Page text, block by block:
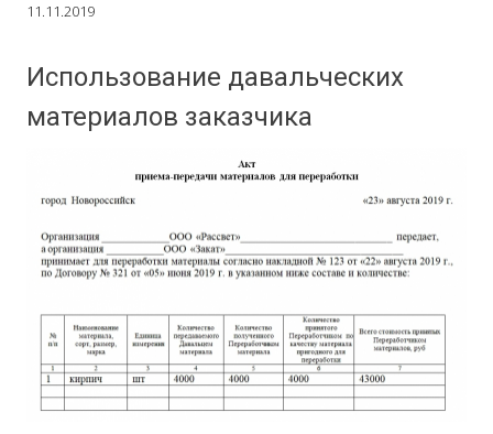
11.11.2019
Использование давальческих
материалов заказчика